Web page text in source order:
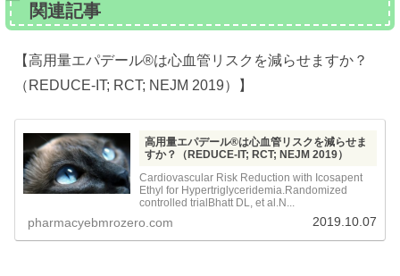
関連記事
【高用量エパデール®️は心血管リスクを減らせますか？
（REDUCE-IT; RCT; NEJM 2019）】
高用量エパデール®️は心血管リスクを減らせま
すか？（REDUCE-IT; RCT; NEJM 2019）
Cardiovascular Risk Reduction with Icosapent
Ethyl for Hypertriglyceridemia.Randomized
controlled trialBhatt DL, et al.N...
pharmacyebmrozero.com 2019.10.07